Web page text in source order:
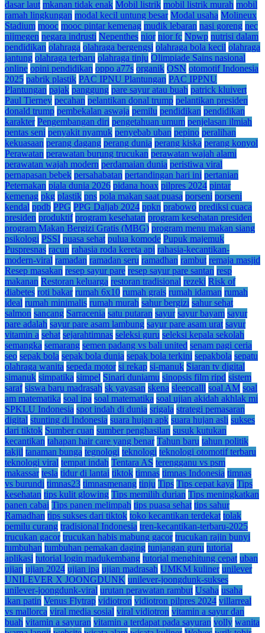
dasar laut mkanan tidak enak Mobil listrik mobil listrik murah mobil
ramah lingkungan modal kecil untung besar Modal usaha Molineux
Stadium mooc mooc pintar kemenag mudik lebaran nasi goreng nec
nijmegen negara indrusti Nepenthes nior nior fc Npwp nutrisi dalam
pendidikan olahraga olahraga bergengsi olahraga bola kecil olahraga
jantung olahraga terbaru olahraga tinju Olimpiade Sains nasional
online opini pendidikan oppo a77s organik OSN otomotif Indonesia
2025 pabrik plastik PAC IPNU Plantungan PAC IPPNU
Plantungan pajak panggung pare sayur atau buah patrick kluivert
Paul Tierney pecahan pelantikan donal trump pelantikan presiden
donald trump pembekalan aswaja pemilu pendidikan pendidikan
karakter Pengembangan diri pengetahuan umum penjelasan ilmiah
pentas seni penyakit nyamuk penyebab uban pepino peralihan
kekuasaan perang dagang perang dunia perang kiska perang konyol
Perawatan perawatan burung trucukan perawatan wajah alami
perawatan wajah modern perdamaian dunia peristiwa viral
pernapasan bebek persahabatan pertandingan hari ini pertanian
Peternakan piala dunia 2026 pidana hoax pilpres 2024 pintar
kemenag pkg plastik pns pola makan saat puasa porseni porseni
kendal ppdb PPG PPG Daljab 2024 ppkn prabowo prediksi cuaca
presiden produktif program kesehatan program kesehatan presiden
program Makan Bergizi Gratis (MBG) program menu makan siang
psikologi PSSI puasa sehat pulua komode Pupuk majemuk
Puspresnas racun rahasia roda kereta api rahasia-kecantikan-
modern-viral ramadan ramadan seru ramadhan rambut remaja masjid
Resep masakan resep sayur pare resep sayur pare santan resp
makanan Restoran keluarga restoran tradisional rezeki Risk of
diabetes roti bakar rumah 6x10 rumah grais rumah idaman rumah
ideal rumah minimalis rumah murah sahur bergizi sahur sehat
salmon sancang Sarracenia satu putaran sayur sayur bayam sayur
pare adalah sayur pare asam lambung sayur pare asam urat sayur
vitamin a sehat sejarahtimnas seleksi guru seleksi kepala sekolah
semangka semarang semen padang vs bali united senam pagi ceria
seo sepak bola sepak bola dunia sepak bola terkini sepakbola sepatu
olahraga wanita sepeda motor si rekap si-manuk Siaran tv digital
simanuk simpatika simpel Sinari duniamu sinopsis film ripd sistem
saraf siswa baru madrasah sk yayasan skena sleepcalll soal AM soal
am matematika soal ipa soal matematika soal ujian akidah akhlak mi
SPKLU Indonesia spot indah di dunia srigala strategi pemasaran
digital stunting di Indonesia suara hujan apk suara hujan asli sukses
dari tiktok Sumber cuan sumber penghasilan susuk kutukan
kecantikan tahapan hair care yang benar Tahun baru tahun politik
takjil tanaman bunga tegnologi teknologi teknologi otomotif terbaru
teknologi viral tempat indah Tentara AS terengganu vs psm
makassar tesla tidur di lantai tiktok timnas timnas Indonesia timnas
vs burundi timnas23 timnasmenang tinju Tips Tips cepat kaya Tips
kesehatan tips kulit glowing Tips memilih durian Tips meningkatkan
panen cabai Tips panen melimpah tips puasa sehat tips sahur
Ramadhan tips sukses dari tiktok toko kecantikan terdekat tolak
pemilu curang tradisional Indonesia tren-kecantikan-terbaru-2025
trucukan gacor trucukan habis mabung gacor trucukan rajin bunyi
tumbuhan tumbuhan pemakan daging tunjangan guru tutorial
aplikasi tutorial login madukembang tutorial menghitung cepat uban
ujian ujian 2024 ujian ipa ujian madrasah UMKM kuliner unilever
UNILEVER X JOONGDUNK unilever-joongdunk-sukses
unilever-joongdunk-viral urutan perawatan rambut Usaha usaha
ikan patin Venus Flytrap vidiotron vidiotron pilpres 2024 villarreal
vs mallorca viral media sosial viral vidiotron vitamin a sayur dan
buah vitamin a sayuran vitamin a terdapat pada sayuran volly wanita